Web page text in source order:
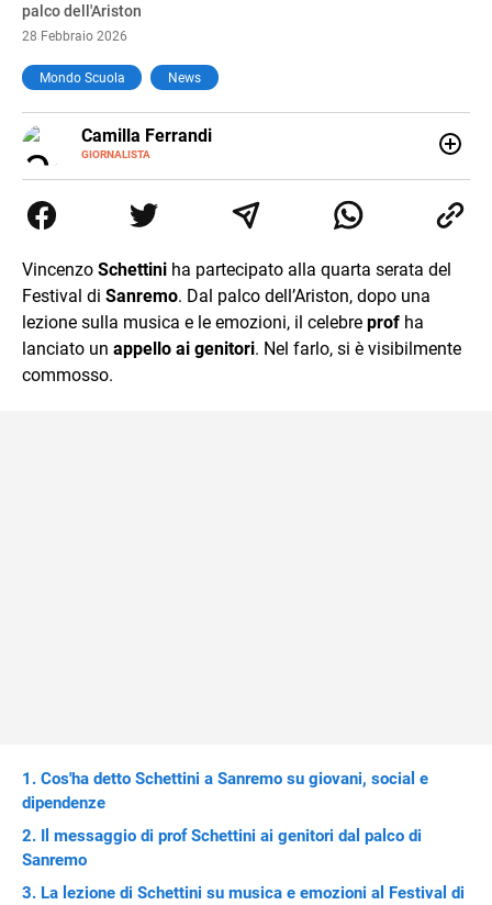
palco dell'Ariston
28 Febbraio 2026
Mondo Scuola News
Camilla Ferrandi
GIORNALISTA
E-
MAIL
LINKEDIN
di trasformare la passione per la scrittura in un lavoro, e
da lì non mi sono più fermata. L’attualità è il mio pane
mente.
Vincenzo Schettini ha partecipato alla quarta serata del
Festival di Sanremo. Dal palco dell’Ariston, dopo una
lezione sulla musica e le emozioni, il celebre prof ha
lanciato un appello ai genitori. Nel farlo, si è visibilmente
commosso.
Cos'ha detto Schettini a Sanremo su giovani, social e
dipendenze
Il messaggio di prof Schettini ai genitori dal palco di
Sanremo
La lezione di Schettini su musica e emozioni al Festival di